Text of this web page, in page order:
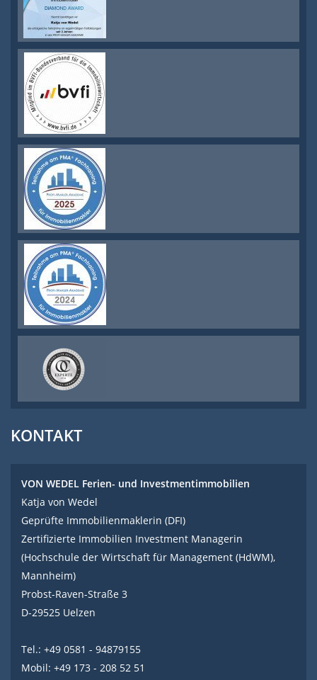
KONTAKT
VON WEDEL Ferien- und Investmentimmobilien
Katja von Wedel
Geprüfte Immobilienmaklerin (DFI)
Zertifizierte Immobilien Investment Managerin
(Hochschule der Wirtschaft für Management (HdWM),
Mannheim)
Probst-Raven-Straße 3
D-29525 Uelzen
Tel.: +49 0581 - 94879155
Mobil: +49 173 - 208 52 51